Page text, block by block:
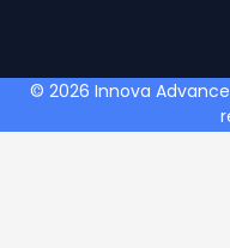
© 2026 Innova